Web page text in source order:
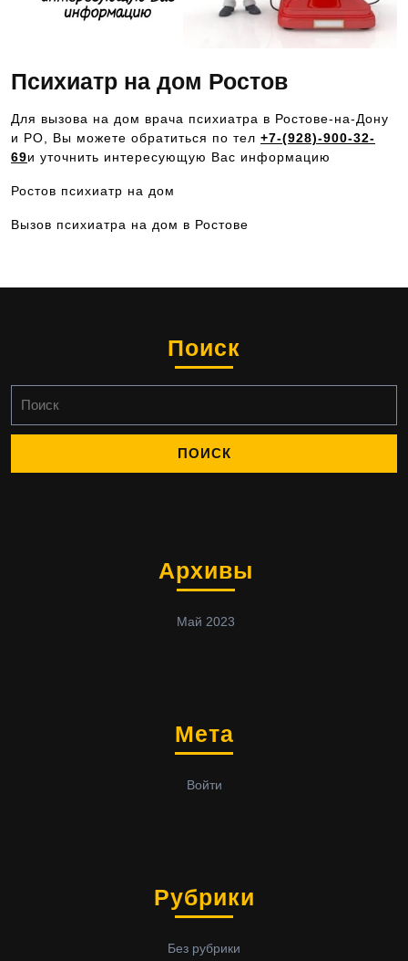
Психиатр на дом Ростов
Для вызова на дом врача психиатра в Ростове-на-Дону
и РО, Вы можете обратиться по тел +7-(928)-900-32-
69и уточнить интересующую Вас информацию
Ростов психиатр на дом
Вызов психиатра на дом в Ростове
Поиск
Архивы
Май 2023
Мета
Войти
Рубрики
Без рубрики